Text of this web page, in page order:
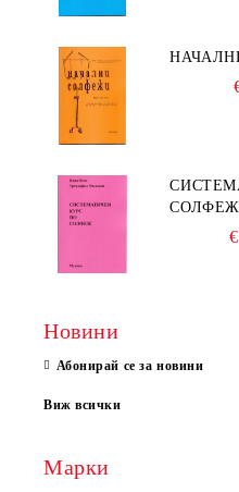
СОЛФЕЖ
Новини
Абонирай се за новини
Виж всички
Марки